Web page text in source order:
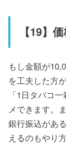
【19】
もし金額が
を工夫した方
「1日タバコ
メできます。
銀行振込があ
えるのもやり